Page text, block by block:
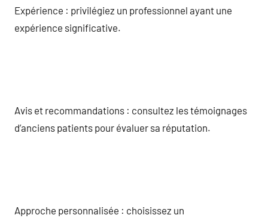
Expérience : privilégiez un professionnel ayant une
expérience significative.
Avis et recommandations : consultez les témoignages
d’anciens patients pour évaluer sa réputation.
Approche personnalisée : choisissez un